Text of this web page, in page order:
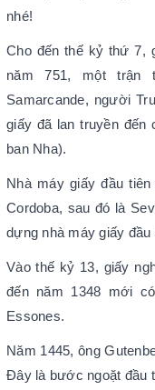
nhé!
Cho đến thế kỷ thứ 7,
năm 751, một
Samarcande, người
giấy đã lan truyền đến
ban Nha).
Nhà máy giấy đầu
Cordoba, sau đó là
dựng nhà máy giấy đầu
Vào thế kỷ 13, giấy
đến năm 1348 mới
Essones.
Năm 1445, ông
Đây là bước ngoặt đầu